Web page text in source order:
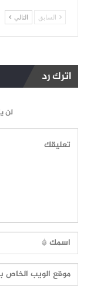
السابق التالي
اترك رد
لن